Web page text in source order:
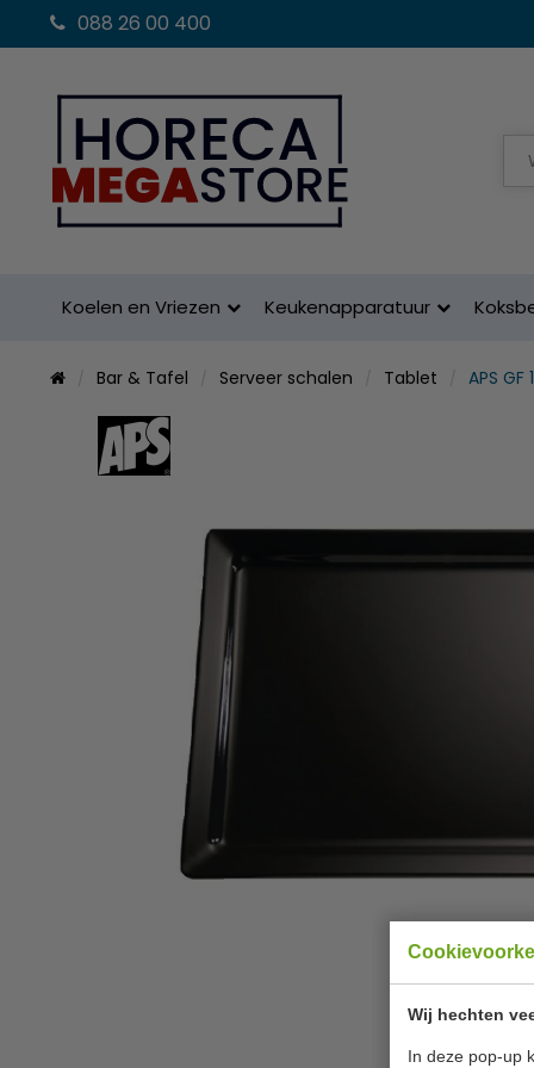
Wij hechten
In deze pop-up
088 26 00 400
Koelen en Vriezen Keukenapparatuur
Bar & Tafel Serveer schalen Tablet APS GF